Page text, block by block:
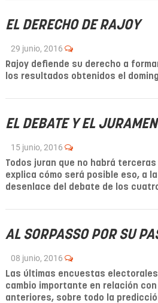
EL DERECHO DE RAJOY
29 junio, 2016
Rajoy defiende su derecho a
los resultados obtenidos el
EL DEBATE Y EL
15 junio, 2016
Todos juran que no habrá
explica cómo será posible eso, a
desenlace del debate de los
AL SORPASSO POR SU
08 junio, 2016
Las últimas encuestas
cambio importante en relación
anteriores, sobre todo la